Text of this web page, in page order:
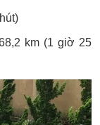
km (1 giờ 25